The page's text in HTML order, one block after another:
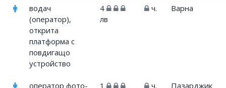
водач
(оператор),
открита
платформа с
повдигащо
устройство
4
лв
ч. Варна
оператор фото-
1
ч. Пазарджик